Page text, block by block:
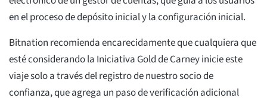
en el proceso de depósito inicial y la configuración inicial.
Bitnation recomienda encarecidamente que cualquiera que
esté considerando la Iniciativa Gold de Carney inicie este
viaje solo a través del registro de nuestro socio de
confianza, que agrega un paso de verificación adicional